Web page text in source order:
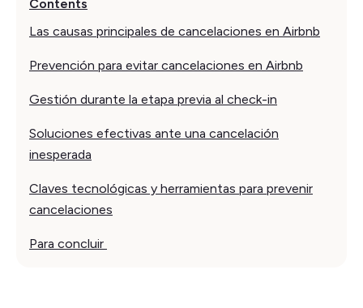
Contents
Las causas principales de cancelaciones en Airbnb
Prevención para evitar cancelaciones en Airbnb
Gestión durante la etapa previa al check-in
Soluciones efectivas ante una cancelación
inesperada
Claves tecnológicas y herramientas para prevenir
cancelaciones
Para concluir